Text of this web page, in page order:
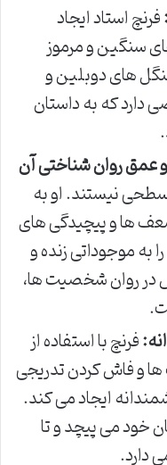
فرنچ استاد ایجاد
سنگین و مرموز
های دوبلین و
که به داستان
روان شناختی آن
نیستند. او به
ها و پیچیدگی های
به موجوداتی زنده و
در روان شخصیت ها،
فرنچ با استفاده از
و فاش کردن تدریجی
ایجاد می کند.
خود می پیچد و تا
دارد.